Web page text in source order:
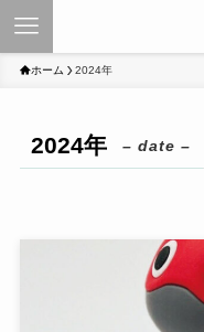
ホーム 2024年
2024年 – date –